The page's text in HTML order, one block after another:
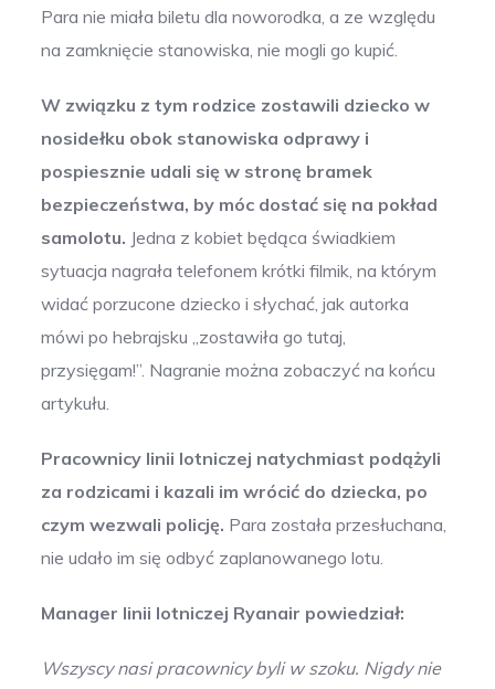
Para nie miała biletu dla noworodka, a ze względu
na zamknięcie stanowiska, nie mogli go kupić.
W związku z tym rodzice zostawili dziecko w
nosidełku obok stanowiska odprawy i
pospiesznie udali się w stronę bramek
bezpieczeństwa, by móc dostać się na pokład
samolotu. Jedna z kobiet będąca świadkiem
sytuacja nagrała telefonem krótki filmik, na którym
widać porzucone dziecko i słychać, jak autorka
mówi po hebrajsku „zostawiła go tutaj,
przysięgam!”. Nagranie można zobaczyć na końcu
artykułu.
Pracownicy linii lotniczej natychmiast podążyli
za rodzicami i kazali im wrócić do dziecka, po
czym wezwali policję. Para została przesłuchana,
nie udało im się odbyć zaplanowanego lotu.
Manager linii lotniczej Ryanair powiedział:
Wszyscy nasi pracownicy byli w szoku. Nigdy nie